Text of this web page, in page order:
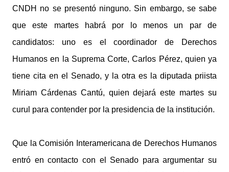
CNDH no se presentó ninguno. Sin embargo, se sabe
que este martes habrá por lo menos un par de
candidatos: uno es el coordinador de Derechos
Humanos en la Suprema Corte, Carlos Pérez, quien ya
tiene cita en el Senado, y la otra es la diputada priista
Miriam Cárdenas Cantú, quien dejará este martes su
curul para contender por la presidencia de la institución.
Que la Comisión Interamericana de Derechos Humanos
entró en contacto con el Senado para argumentar su